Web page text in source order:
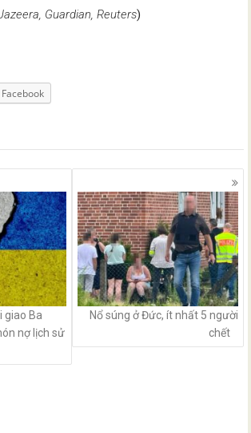
Guardian, Reuters)
Facebook
giao Ba
nợ lịch sử
Nổ súng ở Đức, ít nhất 5 người
chết